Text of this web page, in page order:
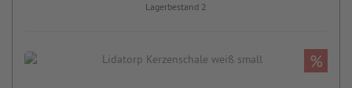
Lagerbestand 2
%